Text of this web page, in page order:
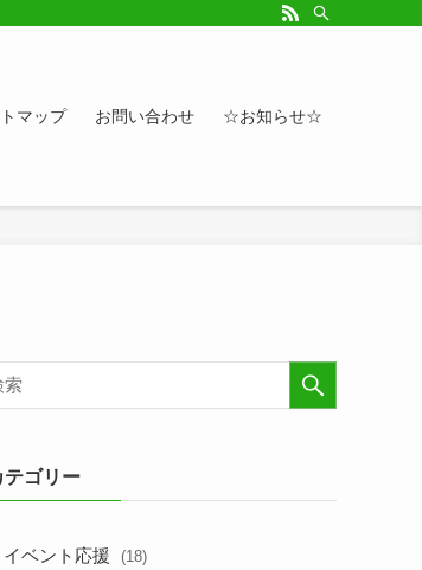
悩み相談など。カレンダーへのイベント情報や講座登録もど
マップ お問い合わせ ☆お知らせ☆
テゴリー
イベント応援 (18)